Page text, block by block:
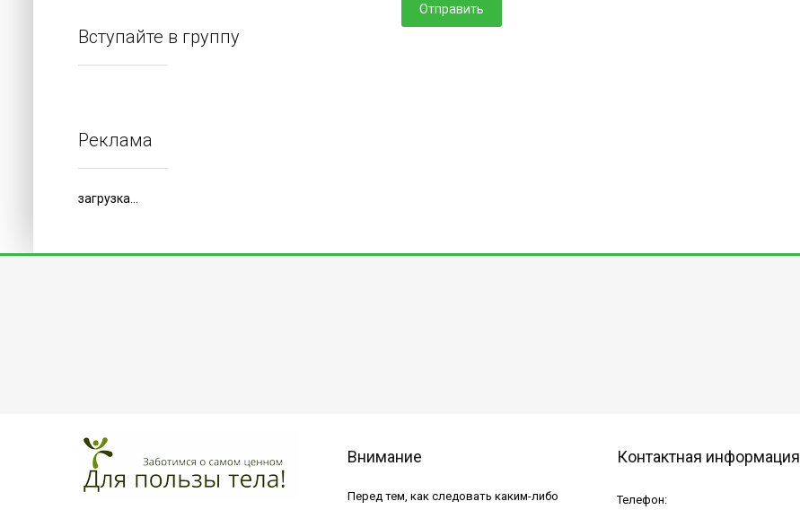
Отправить
Вступайте в группу
Реклама
загрузка...
Внимание
Перед тем, как следовать каким-либо
Контактная информация
Телефон: